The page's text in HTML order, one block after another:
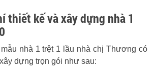
thiết kế và xây dựng nhà 1
nhà 1 trệt 1 lầu nhà chị Thương có
dựng trọn gói như sau: